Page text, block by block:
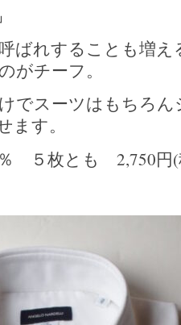
ばれすることも増え
がチーフ。
でスーツはもちろ
ます。
５枚とも 2,750円(